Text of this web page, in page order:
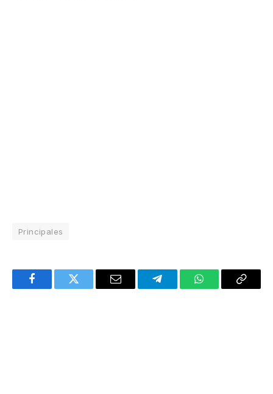
Principales
FacebookTwitter Email TelegramWhatsAppCopy